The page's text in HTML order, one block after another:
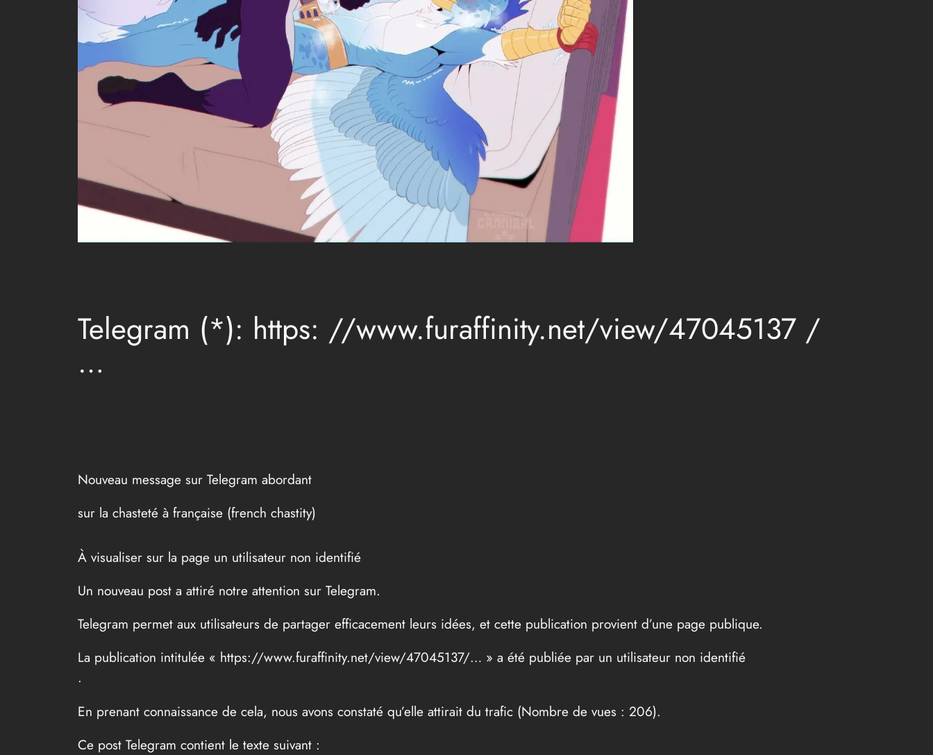
Telegram (*): https: //www.furaffinity.net/view/47045137 /
…
Nouveau message sur Telegram abordant
sur la chasteté à française (french chastity)
À visualiser sur la page un utilisateur non identifié
Un nouveau post a attiré notre attention sur Telegram.
Telegram permet aux utilisateurs de partager efficacement leurs idées, et cette publication provient d’une page publique.
La publication intitulée « https://www.furaffinity.net/view/47045137/… » a été publiée par un utilisateur non identifié
.
En prenant connaissance de cela, nous avons constaté qu’elle attirait du trafic (Nombre de vues : 206).
Ce post Telegram contient le texte suivant :